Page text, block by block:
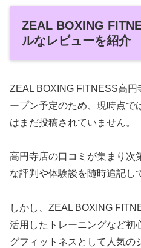
ZEAL BOXING
ルなレビューを紹介
ZEAL BOXING FITNESS高
ープン予定のため、現時点で
はまだ投稿されていません。
高円寺店の口コミが集まり次
な評判や体験談を随時追記し
しかし、ZEAL BOXING
活用したトレーニングなど初
グフィットネスとして人気の